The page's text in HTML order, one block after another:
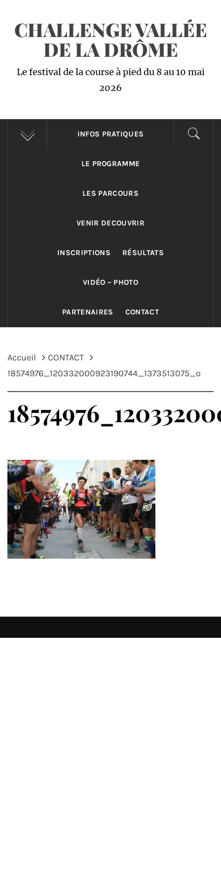
contenu
CHALLENGE VALLÉE
DE LA DRÔME
Le festival de la course à pied du 8 au 10 mai
2026
INFOS PRATIQUES
LE PROGRAMME
LES PARCOURS
VENIR DECOUVRIR
INSCRIPTIONS RÉSULTATS
VIDÉO – PHOTO
PARTENAIRES CONTACT
Accueil
CONTACT
18574976_120332000923190744_1373513075_o